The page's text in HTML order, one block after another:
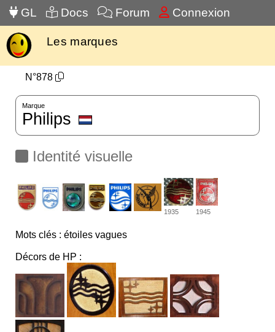
GL Docs Forum Connexion
Les marques
N°878
Marque
Philips
Identité visuelle
1935 1945
Mots clés : étoiles vagues
Décors de HP :